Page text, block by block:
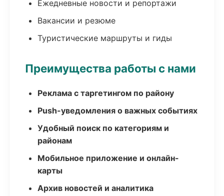
Ежедневные новости и репортажи
Вакансии и резюме
Туристические маршруты и гиды
Преимущества работы с нами
Реклама с таргетингом по району
Push-уведомления о важных событиях
Удобный поиск по категориям и
районам
Мобильное приложение и онлайн-
карты
Архив новостей и аналитика